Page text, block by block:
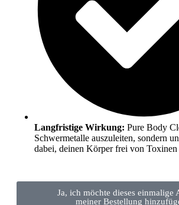
Langfristige Wirkung: Pure Body
Schwermetalle auszuleiten, sondern
dabei, deinen Körper frei von Toxinen
Ja, ich möchte dieses einmalige
meiner Bestellung